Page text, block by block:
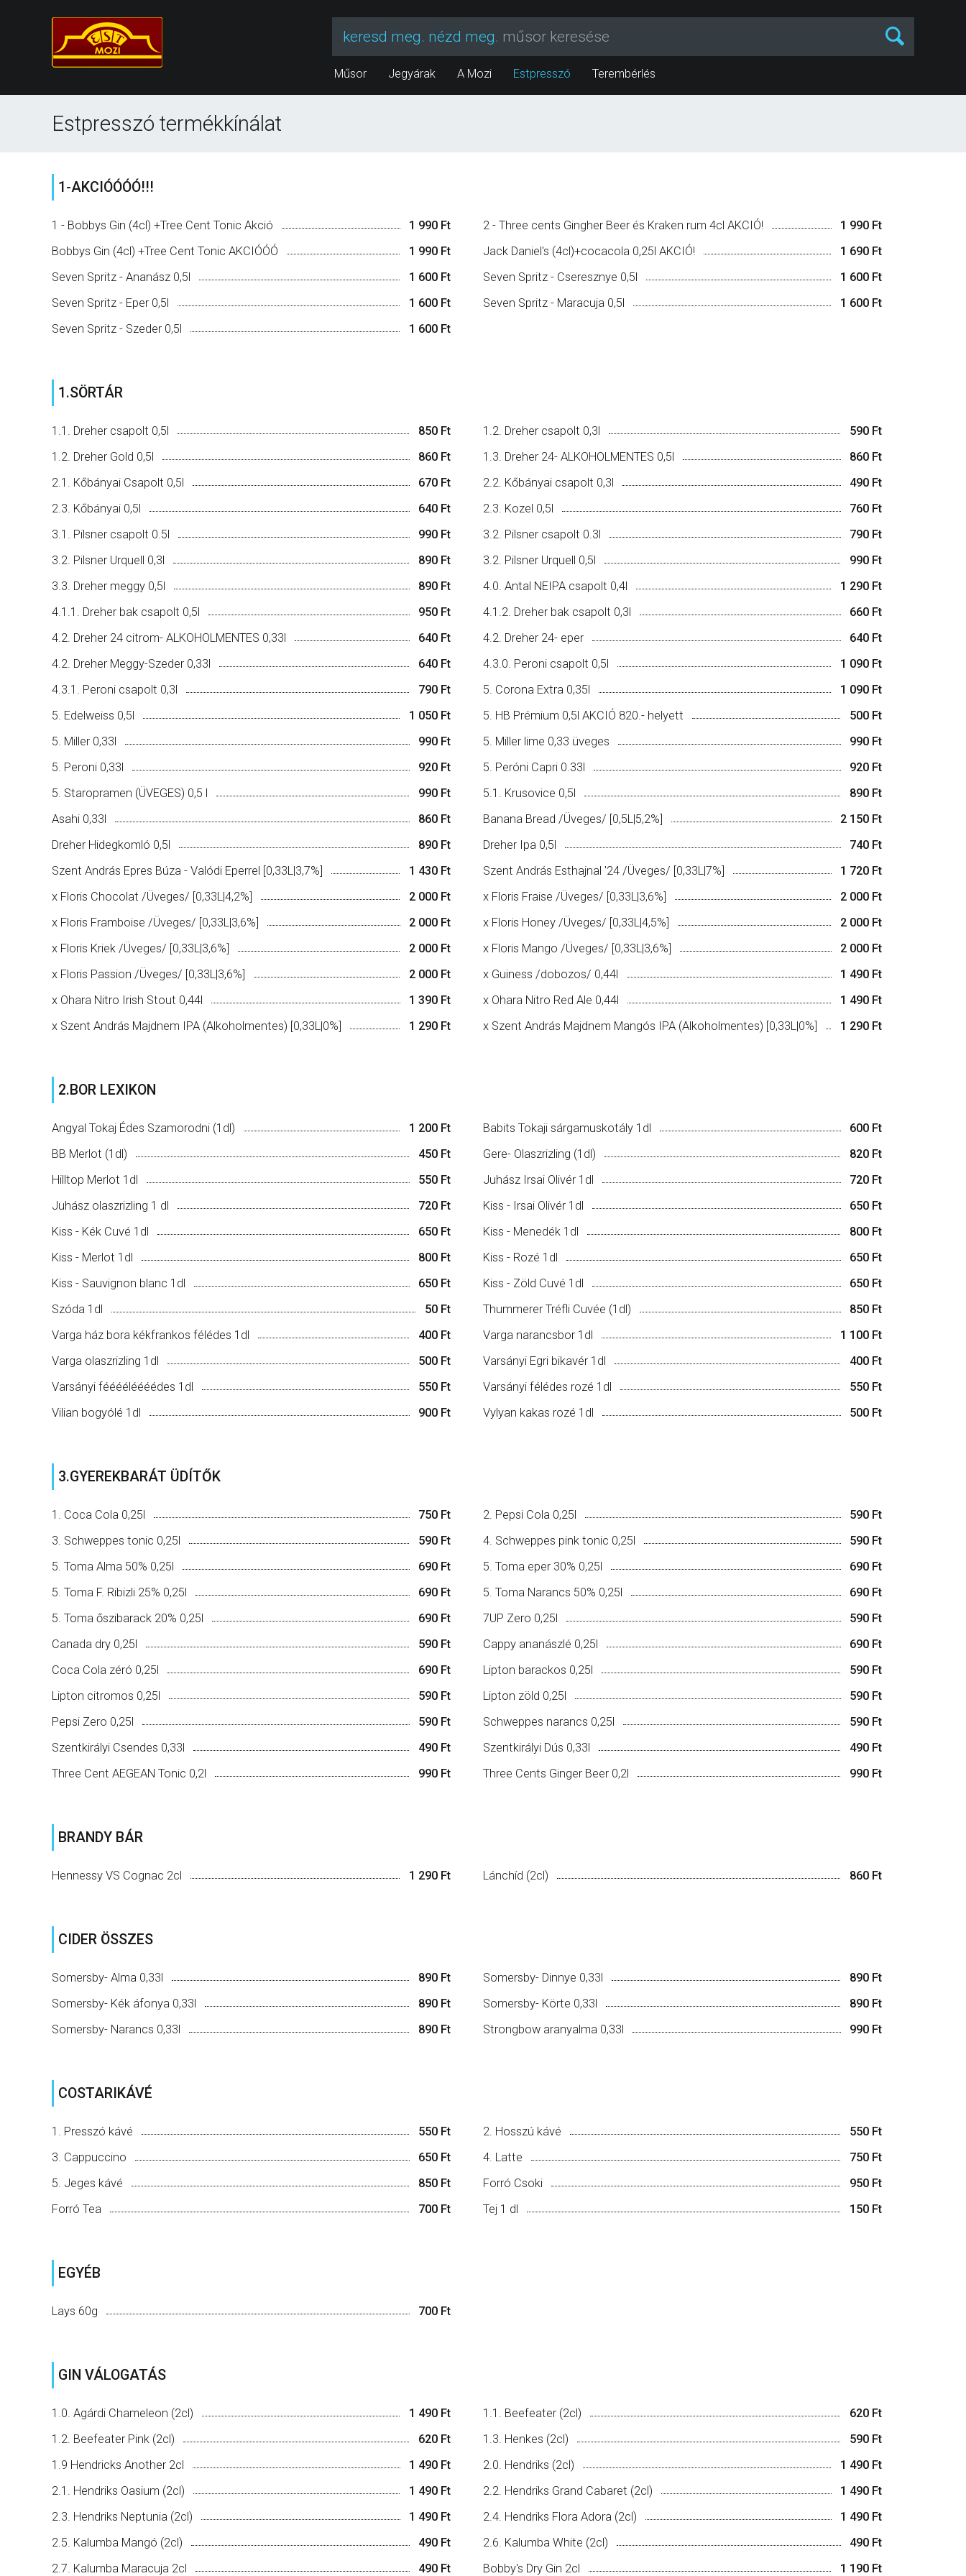
keresd meg. nézd meg. műsor keresése
Műsor Jegyárak A Mozi Estpresszó Terembérlés
Estpresszó termékkínálat
1-AKCIÓÓÓÓ!!!
1 - Bobbys Gin (4cl) +Tree Cent Tonic Akció 1 990 Ft 2 - Three cents Gingher Beer és Kraken rum 4cl AKCIÓ!
1 990 Ft
Bobbys Gin (4cl) +Tree Cent Tonic AKCIÓÓÓ
1 990 Ft Jack Daniel's (4cl)+cocacola 0,25l AKCIÓ!
1 690 Ft
Seven Spritz - Ananász 0,5l
1 600 Ft Seven Spritz - Cseresznye 0,5l
1 600 Ft
Seven Spritz - Eper 0,5l
1 600 Ft Seven Spritz - Maracuja 0,5l
1 600 Ft
Seven Spritz - Szeder 0,5l
1 600 Ft
1.SÖRTÁR
1.1. Dreher csapolt 0,5l 850 Ft 1.2. Dreher csapolt 0,3l
590 Ft
1.2. Dreher Gold 0,5l
860 Ft 1.3. Dreher 24- ALKOHOLMENTES 0,5l
860 Ft
2.1. Kőbányai Csapolt 0,5l
670 Ft 2.2. Kőbányai csapolt 0,3l
490 Ft
2.3. Kőbányai 0,5l
640 Ft 2.3. Kozel 0,5l
760 Ft
3.1. Pilsner csapolt 0.5l
990 Ft 3.2. Pilsner csapolt 0.3l
790 Ft
3.2. Pilsner Urquell 0,3l
890 Ft 3.2. Pilsner Urquell 0,5l
990 Ft
3.3. Dreher meggy 0,5l
890 Ft 4.0. Antal NEIPA csapolt 0,4l
1 290 Ft
4.1.1. Dreher bak csapolt 0,5l
950 Ft 4.1.2. Dreher bak csapolt 0,3l
660 Ft
4.2. Dreher 24 citrom- ALKOHOLMENTES 0,33l
640 Ft 4.2. Dreher 24- eper
640 Ft
4.2. Dreher Meggy-Szeder 0,33l
640 Ft 4.3.0. Peroni csapolt 0,5l
1 090 Ft
4.3.1. Peroni csapolt 0,3l
790 Ft 5. Corona Extra 0,35l
1 090 Ft
5. Edelweiss 0,5l
1 050 Ft 5. HB Prémium 0,5l AKCIÓ 820.- helyett
500 Ft
5. Miller 0,33l
990 Ft 5. Miller lime 0,33 üveges
990 Ft
5. Peroni 0,33l
920 Ft 5. Peróni Capri 0.33l
920 Ft
5. Staropramen (ÜVEGES) 0,5 l
990 Ft 5.1. Krusovice 0,5l
890 Ft
Asahi 0,33l
860 Ft Banana Bread /Üveges/ [0,5L|5,2%]
2 150 Ft
Dreher Hidegkomló 0,5l
890 Ft Dreher Ipa 0,5l
740 Ft
Szent András Epres Búza - Valódi Eperrel [0,33L|3,7%]
1 430 Ft Szent András Esthajnal '24 /Üveges/ [0,33L|7%]
1 720 Ft
x Floris Chocolat /Üveges/ [0,33L|4,2%]
2 000 Ft x Floris Fraise /Üveges/ [0,33L|3,6%]
2 000 Ft
x Floris Framboise /Üveges/ [0,33L|3,6%]
2 000 Ft x Floris Honey /Üveges/ [0,33L|4,5%]
2 000 Ft
x Floris Kriek /Üveges/ [0,33L|3,6%]
2 000 Ft x Floris Mango /Üveges/ [0,33L|3,6%]
2 000 Ft
x Floris Passion /Üveges/ [0,33L|3,6%]
2 000 Ft x Guiness /dobozos/ 0,44l
1 490 Ft
x Ohara Nitro Irish Stout 0,44l
1 390 Ft x Ohara Nitro Red Ale 0,44l
1 490 Ft
x Szent András Majdnem IPA (Alkoholmentes) [0,33L|0%]
1 290 Ft x Szent András Majdnem Mangós IPA (Alkoholmentes) [0,33L|0%] 1 290 Ft
2.BOR LEXIKON
Angyal Tokaj Édes Szamorodni (1dl) 1 200 Ft Babits Tokaji sárgamuskotály 1dl
600 Ft
BB Merlot (1dl)
450 Ft Gere- Olaszrizling (1dl)
820 Ft
Hilltop Merlot 1dl
550 Ft Juhász Irsai Olivér 1dl
720 Ft
Juhász olaszrizling 1 dl
720 Ft Kiss - Irsai Olivér 1dl
650 Ft
Kiss - Kék Cuvé 1dl
650 Ft Kiss - Menedék 1dl
800 Ft
Kiss - Merlot 1dl
800 Ft Kiss - Rozé 1dl
650 Ft
Kiss - Sauvignon blanc 1dl
650 Ft Kiss - Zöld Cuvé 1dl
650 Ft
Szóda 1dl
50 Ft Thummerer Tréfli Cuvée (1dl)
850 Ft
Varga ház bora kékfrankos félédes 1dl
400 Ft Varga narancsbor 1dl
1 100 Ft
Varga olaszrizling 1dl
500 Ft Varsányi Egri bikavér 1dl
400 Ft
Varsányi fééééléééédes 1dl
550 Ft Varsányi félédes rozé 1dl
550 Ft
Vilian bogyólé 1dl
900 Ft Vylyan kakas rozé 1dl 500 Ft
3.GYEREKBARÁT ÜDÍTŐK
1. Coca Cola 0,25l 750 Ft 2. Pepsi Cola 0,25l
590 Ft
3. Schweppes tonic 0,25l
590 Ft 4. Schweppes pink tonic 0,25l
590 Ft
5. Toma Alma 50% 0,25l
690 Ft 5. Toma eper 30% 0,25l
690 Ft
5. Toma F. Ribizli 25% 0,25l
690 Ft 5. Toma Narancs 50% 0,25l
690 Ft
5. Toma őszibarack 20% 0,25l
690 Ft 7UP Zero 0,25l
590 Ft
Canada dry 0,25l
590 Ft Cappy ananászlé 0,25l
690 Ft
Coca Cola zéró 0,25l
690 Ft Lipton barackos 0,25l
590 Ft
Lipton citromos 0,25l
590 Ft Lipton zöld 0,25l
590 Ft
Pepsi Zero 0,25l
590 Ft Schweppes narancs 0,25l
590 Ft
Szentkirályi Csendes 0,33l
490 Ft Szentkirályi Dús 0,33l
490 Ft
Three Cent AEGEAN Tonic 0,2l
990 Ft Three Cents Ginger Beer 0,2l 990 Ft
BRANDY BÁR
Hennessy VS Cognac 2cl 1 290 Ft Lánchíd (2cl) 860 Ft
CIDER ÖSSZES
Somersby- Alma 0,33l 890 Ft Somersby- Dinnye 0,33l
890 Ft
Somersby- Kék áfonya 0,33l
890 Ft Somersby- Körte 0,33l
890 Ft
Somersby- Narancs 0,33l
890 Ft Strongbow aranyalma 0,33l 990 Ft
COSTARIKÁVÉ
1. Presszó kávé 550 Ft 2. Hosszú kávé
550 Ft
3. Cappuccino
650 Ft 4. Latte
750 Ft
5. Jeges kávé
850 Ft Forró Csoki
950 Ft
Forró Tea
700 Ft Tej 1 dl 150 Ft
EGYÉB
Lays 60g 700 Ft
GIN VÁLOGATÁS
1.0. Agárdi Chameleon (2cl) 1 490 Ft 1.1. Beefeater (2cl)
620 Ft
1.2. Beefeater Pink (2cl)
620 Ft 1.3. Henkes (2cl)
590 Ft
1.9 Hendricks Another 2cl
1 490 Ft 2.0. Hendriks (2cl)
1 490 Ft
2.1. Hendriks Oasium (2cl)
1 490 Ft 2.2. Hendriks Grand Cabaret (2cl)
1 490 Ft
2.3. Hendriks Neptunia (2cl)
1 490 Ft 2.4. Hendriks Flora Adora (2cl)
1 490 Ft
2.5. Kalumba Mangó (2cl)
490 Ft 2.6. Kalumba White (2cl)
490 Ft
2.7. Kalumba Maracuja 2cl
490 Ft Bobby's Dry Gin 2cl 1 190 Ft